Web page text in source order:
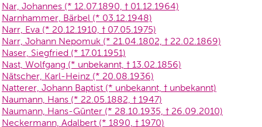
Nar, Johannes (* 12.07.1890, † 01.12.1964)
Narnhammer, Bärbel (* 03.12.1948)
Narr, Eva (* 20.12.1910, † 07.05.1975)
Narr, Johann Nepomuk (* 21.04.1802, † 22.02.1869)
Naser, Siegfried (* 17.01.1951)
Nast, Wolfgang (* unbekannt, † 13.02.1856)
Nätscher, Karl-Heinz (* 20.08.1936)
Natterer, Johann Baptist (* unbekannt, † unbekannt)
Naumann, Hans (* 22.05.1882, † 1947)
Naumann, Hans-Günter (* 28.10.1935, † 26.09.2010)
Neckermann, Adalbert (* 1890, † 1970)